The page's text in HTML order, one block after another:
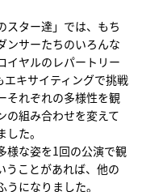
ター達」では、もち
ンサーたちのいろんな
イヤルのレパートリー
エキサイティングで挑戦
それぞれの多様性を観
の組み合わせを変えて
た。
様な姿を1回の公演で観
うことがあれば、他の
になりました。